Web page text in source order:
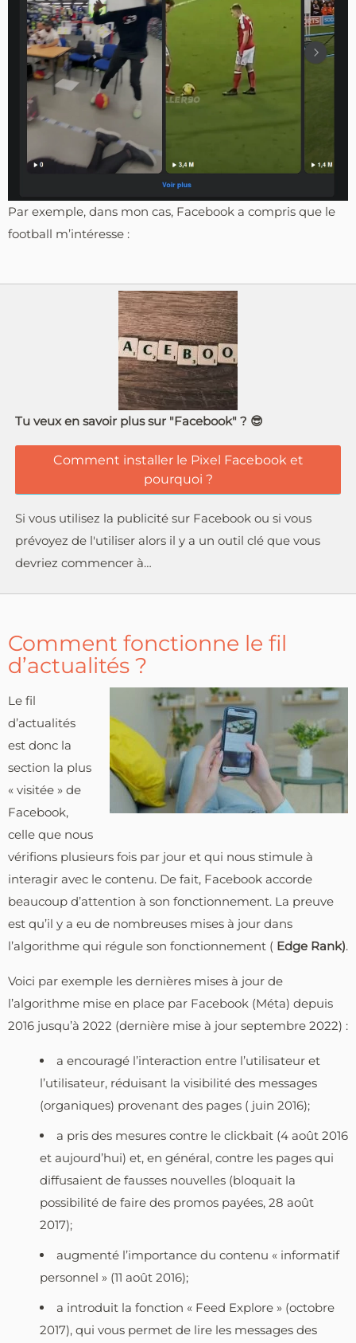
Par exemple, dans mon cas, Facebook a compris que le
football m’intéresse :
Tu veux en savoir plus sur "Facebook" ? 😎
Comment installer le Pixel Facebook et
pourquoi ?
Si vous utilisez la publicité sur Facebook ou si vous
prévoyez de l'utiliser alors il y a un outil clé que vous
devriez commencer à…
Comment fonctionne le fil
d’actualités ?
Le fil
d’actualités
est donc la
section la plus
« visitée » de
Facebook,
celle que nous
vérifions plusieurs fois par jour et qui nous stimule à
interagir avec le contenu. De fait, Facebook accorde
beaucoup d’attention à son fonctionnement. La preuve
est qu’il y a eu de nombreuses mises à jour dans
l’algorithme qui régule son fonctionnement ( Edge Rank).
Voici par exemple les dernières mises à jour de
l’algorithme mise en place par Facebook (Méta) depuis
2016 jusqu’à 2022 (dernière mise à jour septembre 2022) :
a encouragé l’interaction entre l’utilisateur et
l’utilisateur, réduisant la visibilité des messages
(organiques) provenant des pages ( juin 2016);
a pris des mesures contre le clickbait (4 août 2016
et aujourd’hui) et, en général, contre les pages qui
diffusaient de fausses nouvelles (bloquait la
possibilité de faire des promos payées, 28 août
2017);
augmenté l’importance du contenu « informatif
personnel » (11 août 2016);
a introduit la fonction « Feed Explore » (octobre
2017), qui vous permet de lire les messages des